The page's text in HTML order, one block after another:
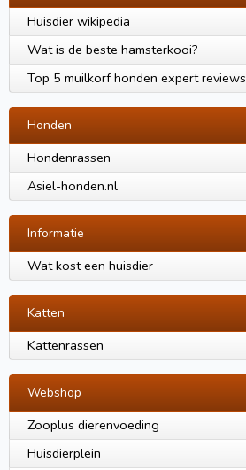
Huisdier wikipedia
Wat is de beste hamsterkooi?
Top 5 muilkorf honden expert reviews
Honden
Hondenrassen
Asiel-honden.nl
Informatie
Wat kost een huisdier
Katten
Kattenrassen
Webshop
Zooplus dierenvoeding
Huisdierplein